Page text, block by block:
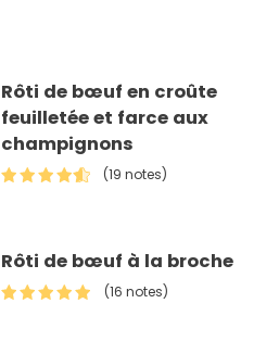
Rôti de bœuf en croûte
feuilletée et farce aux
champignons
(19 notes)
Rôti de bœuf à la broche
(16 notes)